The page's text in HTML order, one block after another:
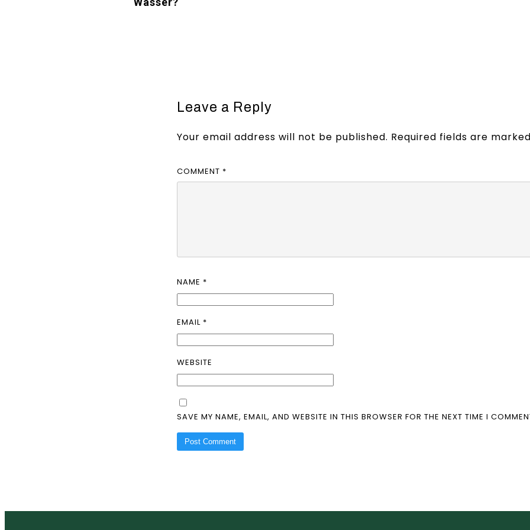
Leave a Reply
Your email address will not be published. Required fields are marked
COMMENT *
NAME *
EMAIL *
WEBSITE
SAVE MY NAME, EMAIL, AND WEBSITE IN THIS BROWSER FOR THE NEXT TIME I